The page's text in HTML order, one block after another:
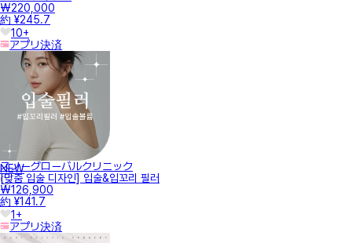
₩220,000
約 ¥245.7
10+
アプリ決済
NEW
スノーグローバルクリニック
[맞춤 입술 디자인] 입술&입꼬리 필러
₩126,900
約 ¥141.7
1+
アプリ決済